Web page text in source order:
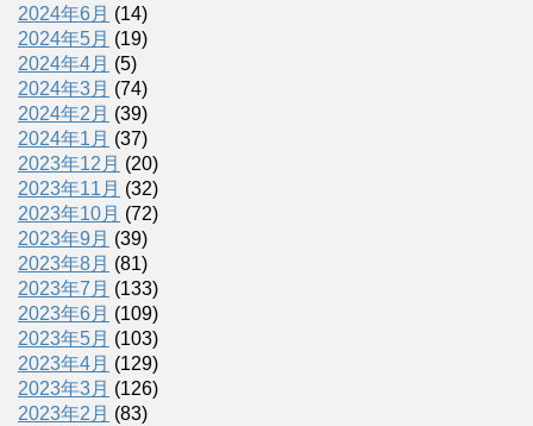
2024年6月 (14)
2024年5月 (19)
2024年4月 (5)
2024年3月 (74)
2024年2月 (39)
2024年1月 (37)
2023年12月 (20)
2023年11月 (32)
2023年10月 (72)
2023年9月 (39)
2023年8月 (81)
2023年7月 (133)
2023年6月 (109)
2023年5月 (103)
2023年4月 (129)
2023年3月 (126)
2023年2月 (83)